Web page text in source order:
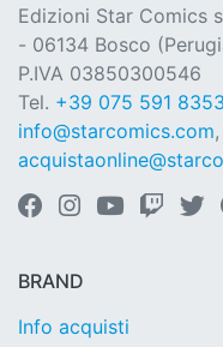
Edizioni Star Comics
- 06134 Bosco
P.IVA 03850300546
Tel. +39 075 591 8353
info@starcomics.com
BRAND
Info acquisti